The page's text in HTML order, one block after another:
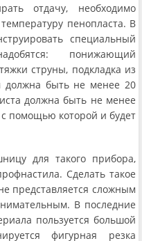
отдачу, необходимо
пенопласта. В
специальный
понижающий
струны, подкладка из
должна быть не менее 20
должна быть не менее
помощью которой и будет
для такого прибора,
Сделать такое
представляется сложным
В последние
пользуется большой
фигурная резка